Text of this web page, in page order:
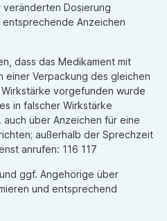
Dosierung
Anzeichen
dass das Medikament mit
einer Verpackung des gleichen
vorgefunden wurde
in falscher Wirkstärke
über Anzeichen für eine
außerhalb der Sprechzeit
anrufen: 116 117
ggf. Angehörige über
und entsprechend